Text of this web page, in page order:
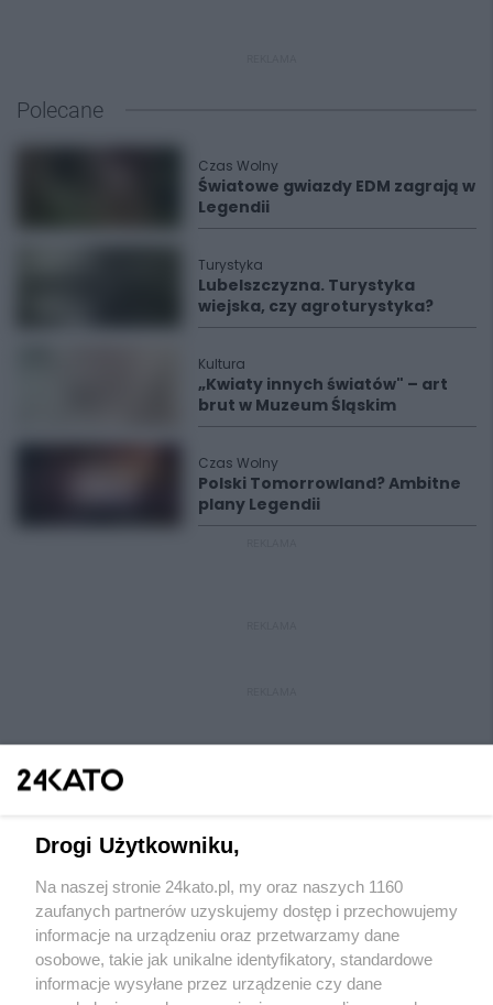
Polecane
Czas Wolny
Światowe gwiazdy EDM zagrają w
Legendii
Turystyka
Lubelszczyzna. Turystyka
wiejska, czy agroturystyka?
Kultura
„Kwiaty innych światów" – art
brut w Muzeum Śląskim
Czas Wolny
Polski Tomorrowland? Ambitne
plany Legendii
Wydawca mediów lokalnych
Drogi Użytkowniku,
Na naszej stronie 24kato.pl, my oraz naszych 1160
zaufanych partnerów uzyskujemy dostęp i przechowujemy
informacje na urządzeniu oraz przetwarzamy dane
osobowe, takie jak unikalne identyfikatory, standardowe
informacje wysyłane przez urządzenie czy dane